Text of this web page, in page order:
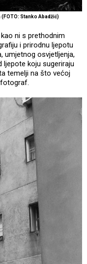
Stanko Abadžić)
ni s prethodnim
i prirodnu ljepotu
umjetnog osvjetljenja,
ljepote koju sugeriraju
temelji na što većoj
fotograf.